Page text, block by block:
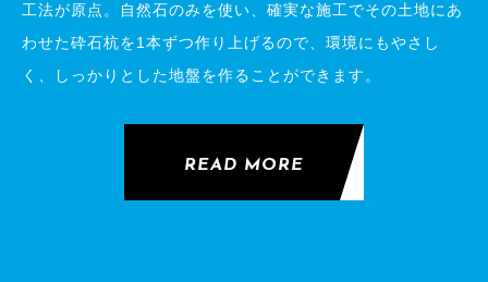
工法が原点。自然石のみを使い、確実な施工でその土地にあ
わせた砕石杭を1本ずつ作り上げるので、環境にもやさし
く、しっかりとした地盤を作ることができます。
READ MORE